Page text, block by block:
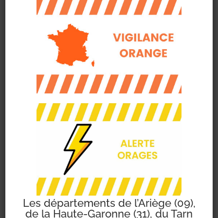
plus
grande unité
mobile de
décontamination
d’Europe ;
au centre d’incendie
et de secours de
Saint-Gaudens
duSDIS
Ces deux unités
mobiles fonctionnent
grâce au personnel du
CHU de Toulouse, du
Service départemental
d’incendie et de
secours (SDIS) de la
Haute-Garonne et des
Les départements de l’Ariège (09),
de la Haute-Garonne (31), du Tarn